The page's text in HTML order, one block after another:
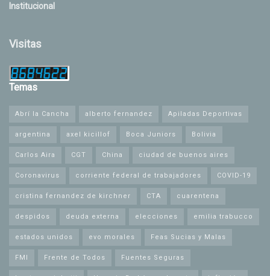
Institucional
Visitas
Temas
Abrí la Cancha alberto fernandez Apiladas Deportivas
argentina axel kicillof Boca Juniors Bolivia
Carlos Aira CGT China ciudad de buenos aires
Coronavirus corriente federal de trabajadores COVID-19
cristina fernandez de kirchner CTA cuarentena
despidos deuda externa elecciones emilia trabucco
estados unidos evo morales Feas Sucias y Malas
FMI Frente de Todos Fuentes Seguras